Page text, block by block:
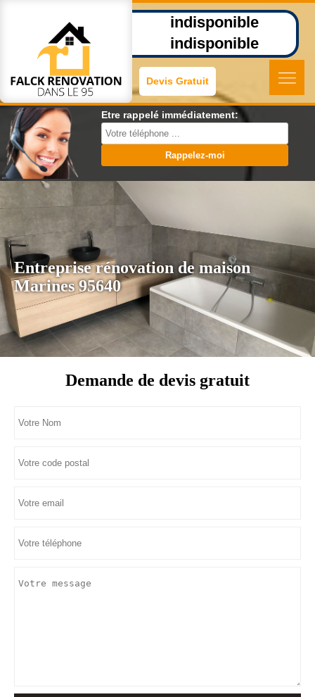
indisponible
indisponible
Devis Gratuit
Etre rappelé immédiatement:
Entreprise rénovation de maison
Marines 95640
Demande de devis gratuit